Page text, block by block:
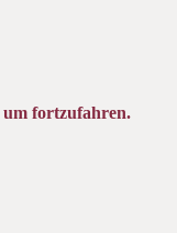
um fortzufahren.